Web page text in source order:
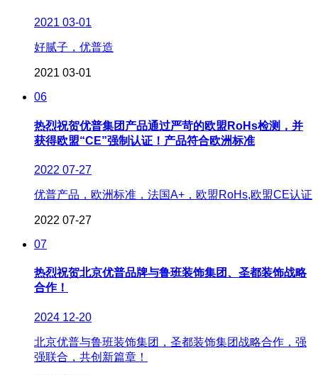
2021 03-01
好腻子，优普造
2021 03-01
06
热烈祝贺优普集团产品通过严苛的欧盟RoHs检测，并
获得欧盟“CE”强制认证！产品符合欧洲标准
2022 07-27
优普产品，欧洲标准，法国A+，欧盟RoHs,欧盟CE认证
2022 07-27
07
热烈祝贺北京优普品牌与鲁班装饰集团、圣都装饰战略
合作！
2024 12-20
北京优普与鲁班装饰集团，圣都装饰集团战略合作，强
强联合，共创新篇章！